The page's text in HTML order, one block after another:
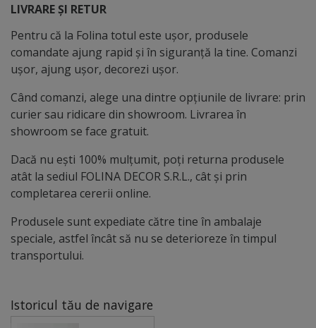
LIVRARE ȘI RETUR
Pentru că la Folina totul este ușor, produsele
comandate ajung rapid și în siguranță la tine. Comanzi
ușor, ajung ușor, decorezi ușor.
Când comanzi, alege una dintre opțiunile de livrare: prin
curier sau ridicare din showroom. Livrarea în
showroom se face gratuit.
Dacă nu ești 100% mulțumit, poți returna produsele
atât la sediul FOLINA DECOR S.R.L., cât și prin
completarea cererii online.
Produsele sunt expediate către tine în ambalaje
speciale, astfel încât să nu se deterioreze în timpul
transportului.
Istoricul tău de navigare